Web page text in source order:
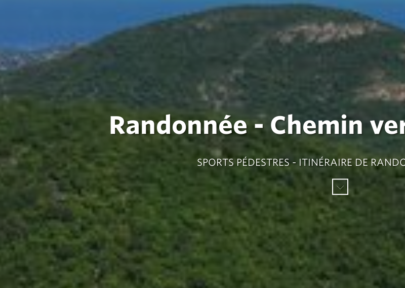
Randonnée - Chemin
SPORTS PÉDESTRES - ITINÉRAIRE DE